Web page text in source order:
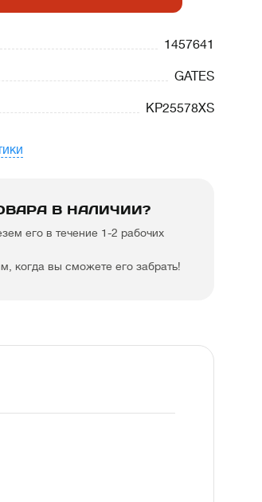
1457641
GATES
KP25578XS
В НАЛИЧИИ?
его в течение 1-2 рабочих
когда вы сможете его забрать!